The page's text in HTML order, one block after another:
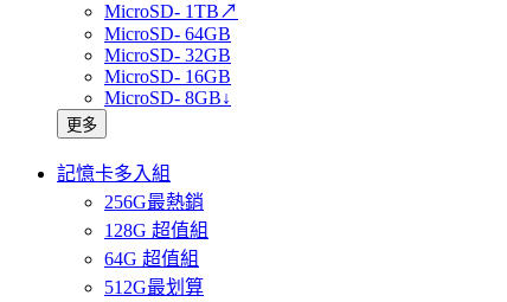
MicroSD- 1TB↗
MicroSD- 64GB
MicroSD- 32GB
MicroSD- 16GB
MicroSD- 8GB↓
更多
記憶卡多入組
256G最熱銷
128G 超值組
64G 超值組
512G最划算